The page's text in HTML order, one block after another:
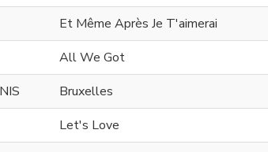
Et Même Après Je T'aimerai
All We Got
Bruxelles
Let's Love